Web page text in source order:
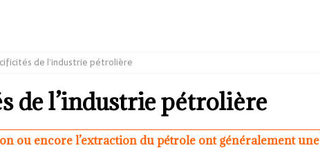
de l’industrie pétrolière
de l’industrie pétrolière
ou encore l’extraction du pétrole ont généralement une